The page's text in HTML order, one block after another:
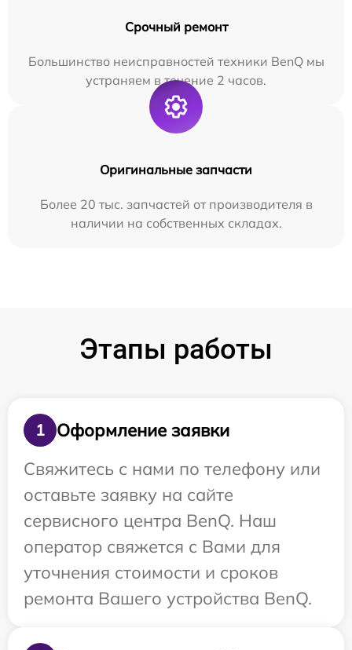
Срочный ремонт
Большинство неисправностей техники BenQ мы
устраняем в течение 2 часов.
Оригинальные запчасти
Более 20 тыс. запчастей от производителя в
наличии на собственных складах.
Этапы работы
1
Оформление заявки
Свяжитесь с нами по телефону или
оставьте заявку на сайте
сервисного центра BenQ. Наш
оператор свяжется с Вами для
уточнения стоимости и сроков
ремонта Вашего устройства BenQ.